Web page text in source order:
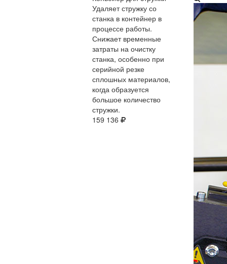
Удаляет стружку со
станка в контейнер в
процессе работы.
Снижает временные
затраты на очистку
станка, особенно при
серийной резке
сплошных материалов,
когда образуется
большое количество
стружки.
159 136